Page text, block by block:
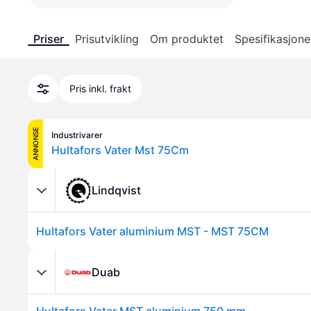
Priser Prisutvikling Om produktet
Pris inkl. frakt
ANNONSE Industrivarer
Hultafors Vater Mst 75Cm
Lindqvist
Hultafors Vater aluminium MST - MST 75CM
Duab